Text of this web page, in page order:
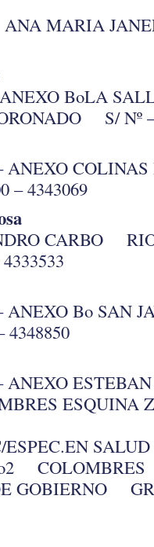
MARIA
BoLA
S/ Nº –
ANEXO
4343069
CARBO
ANEXO Bo SAN
ANEXO
ESQUINA
GOBIERNO